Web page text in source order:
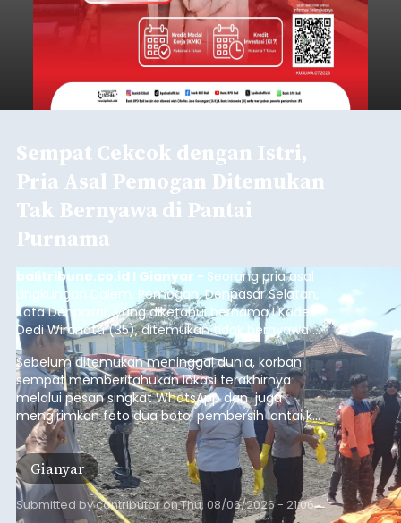
Sempat Cekcok dengan Istri,
Pria Asal Pemogan Ditemukan
Tak Bernyawa di Pantai
Purnama
balitribune.co.id I Gianyar - Seorang pria asal
Lingkungan Dalem, Pemogan, Denpasar Selatan,
Kota Denpasar, yang diketahui bernama I Kadek
Dedi Wiranata (35), ditemukan tidak bernyawa di
pesisir Pantai Purnama, Sukawati.
Sebelum ditemukan meninggal dunia, korban
sempat memberitahukan lokasi terakhirnya
melalui pesan singkat WhatsApp dan juga
mengirimkan foto dua botol pembersih lantai ke
istrinya.
Gianyar
Submitted bycontributoronThu, 08/06/2026 - 21:06